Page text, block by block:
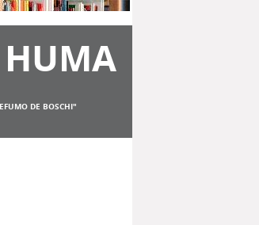
DE BOSCHI"